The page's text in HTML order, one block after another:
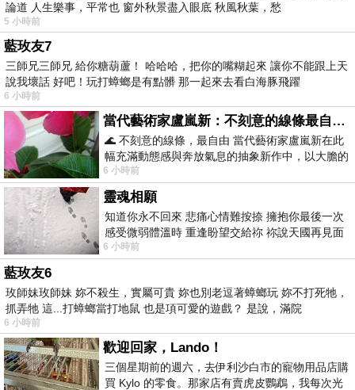
論道 人生樂事，平常也 窗外秋景盡入眼底 秋風秋葉，愁
5 小時前
藍玫友7
三師兄三師兄 給你糖葫蘆！ 哈哈哈，把你的嘴糊起來 讓你不能跟上天
說我壞話 好吧！玩打蟑螂是有點髒 那一起來去看白海豚飛躍
6 小時前
當代藝術家盧嵐新：不刻意的線條最自由，讓色彩流動、筆觸自己說話
🌊 不刻意的線條，最自由 當代藝術家盧嵐新在此
幅充滿動態感與奔放氣息的抽象新作中，以大膽的
藍色顏料在白色畫布上揮灑、壓印與流淌
6 小時前
靈魂相願
知道你永不回來 悲痛心情難按捺 擁抱你最後一次
感受微弱體溫時 重逢盼望交給祢 祢說天國再見面
此刻忍淚說別離 他日靈魂再
6 小時前
藍玫友6
玫師妹玫師妹 妳不殺生，實屬可貴 妳也別老逗著蟑螂玩 妳不打死牠，
抓弄牠 這...打蟑螂當打地鼠 也是項可愛的遊戲？ 是說，滿院
6 小時前
歡迎回家，Lando！
三個星期前的週六，去伊利沙白市的寵物用品店購
買 Kylo 的零食。那家店有賣虎皮鸚鵡，我每次光